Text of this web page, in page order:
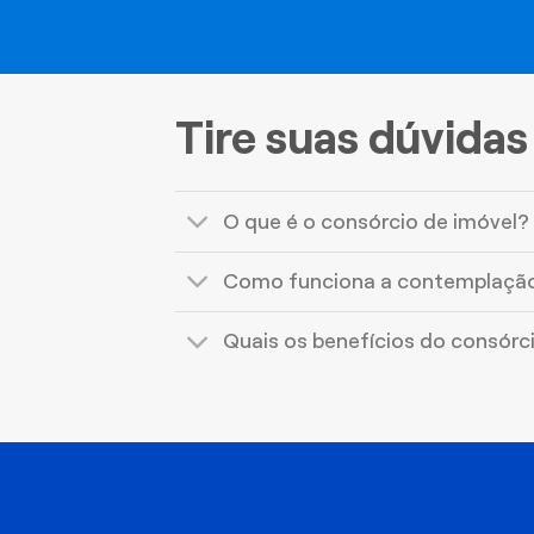
Tire suas dúvidas
O que é o consórcio de imóvel?
Como funciona a
Quais os benefícios do